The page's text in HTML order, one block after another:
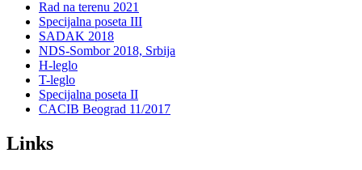
Rad na terenu 2021
Specijalna poseta III
SADAK 2018
NDS-Sombor 2018, Srbija
H-leglo
T-leglo
Specijalna poseta II
CACIB Beograd 11/2017
Links